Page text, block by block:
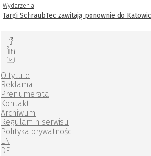
Wydarzenia
Targi SchraubTec zawitają ponownie do Katowic
O tytule
Reklama
Prenumerata
Kontakt
Archiwum
Regulamin serwisu
Polityka prywatności
EN
DE